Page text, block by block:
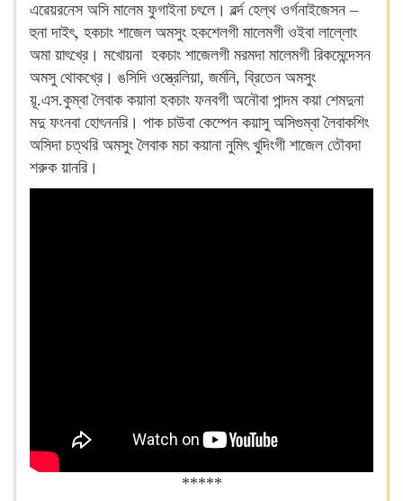
এৱেয়রনেস অসি মালেম ফুগাইনা চৎলে। ৱর্ল্দ হেল্থ ওর্গনাইজেসন –
হুনা দাইৎ, হকচাং শাজেল অমসুং হকশেলগী মালেমগী ওইবা লাল্লোং
অমা য়াৎখ্রে। মখোয়না হকচাং শাজেলগী মরমদা মালেমগী রিকমেন্দেসন
অমসু থোকখ্রে। ঙসিদি ওস্ত্রেলিয়া, জর্মনি, ব্রিতেন অমসুং
য়ূ.এস.কুম্বা লৈবাক কয়ানা হকচাং ফনবগী অনৌবা পান্দম কয়া শেমদুনা
মদু ফংনবা হোৎননরি। পাক চাউবা কেম্পেন কয়াসু অসিগুম্বা লৈবাকশিং
অসিদা চত্থরি অমসুং লৈবাক মচা কয়ানা নুমিৎ খুদিংগী শাজেল তৌবদা
শরুক য়ানরি।
*****